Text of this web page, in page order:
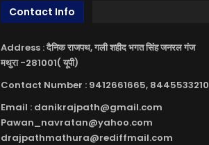
Contact Info
Address : दैनिक राजपथ, गली शहीद भगत सिंह जनरल गंज
मथुरा -281001( यूपी)
Contact Number : 9412661665, 8445533210
Email : danikrajpath@gmail.com
Pawan_navratan@yahoo.com
drajpathmathura@rediffmail.com